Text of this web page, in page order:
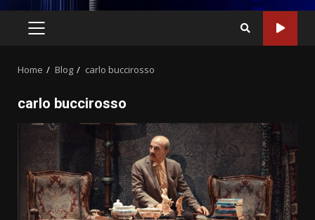
PRIMARY
Home Blog carlo buccirosso
carlo buccirosso